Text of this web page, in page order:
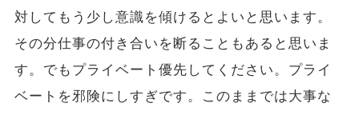
対してもう少し意識を傾けるとよいと思います。
その分仕事の付き合いを断ることもあると思いま
す。でもプライベート優先してください。プライ
ベートを邪険にしすぎです。このままでは大事な